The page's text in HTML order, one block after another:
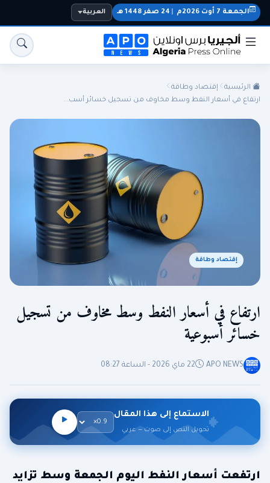
الجالية المنتخب الوطني سياسة
رياضة
الجمعة 7 أوت 2026م 24 صفر 1448 هـ العربية
الرئيسية
إقتصاد وطاقة
ارتفاع في أسعار النفط وسط مخاوف من تسجيل خسائر أسب...
إقتصاد وطاقة
ارتفاع في أسعار النفط وسط مخاوف من تسجيل
خسائر أسبوعية
APO NEWS 22 ماي 2026 - الساعة 08:27
الاستماع إلى هذا المقال
تحويل النص إلى صوت — عربي
ارتفعت أسعار النفط اليوم الجمعة وسط تزايد